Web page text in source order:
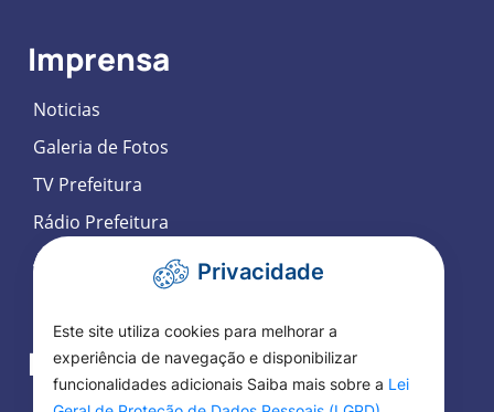
Imprensa
Noticias
Galeria de Fotos
TV Prefeitura
Rádio Prefeitura
Agenda de Eventos
Participação Social Eletrônica
Fale Conosco
Privacidade
Este site utiliza cookies para melhorar a
experiência de navegação e disponibilizar
funcionalidades adicionais Saiba mais sobre a Lei